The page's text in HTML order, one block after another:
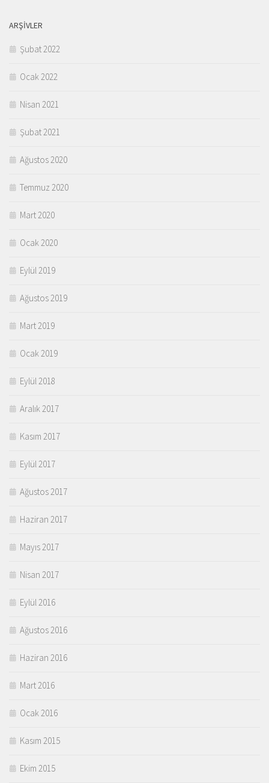
ARŞIVLER
Şubat 2022
Ocak 2022
Nisan 2021
Şubat 2021
Ağustos 2020
Temmuz 2020
Mart 2020
Ocak 2020
Eylül 2019
Ağustos 2019
Mart 2019
Ocak 2019
Eylül 2018
Aralık 2017
Kasım 2017
Eylül 2017
Ağustos 2017
Haziran 2017
Mayıs 2017
Nisan 2017
Eylül 2016
Ağustos 2016
Haziran 2016
Mart 2016
Ocak 2016
Kasım 2015
Ekim 2015